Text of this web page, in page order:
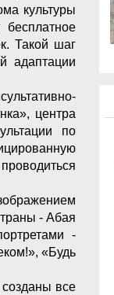
культуры
Такой шаг
адаптации
центра
по
- Абая
-
«Будь
все